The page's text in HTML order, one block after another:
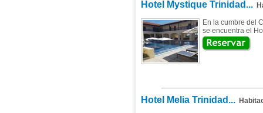
Hotel Mystique Trinidad...
En la cumbre del
se encuentra el
Hotel Melia Trinidad...